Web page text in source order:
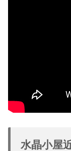
水晶小屋